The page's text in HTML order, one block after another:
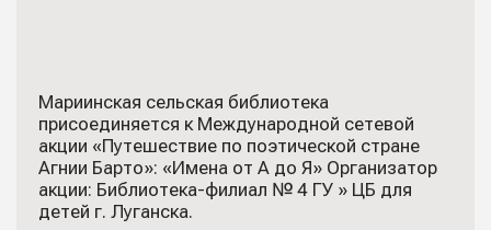
Мариинская сельская библиотека
присоединяется к Международной сетевой
акции «Путешествие по поэтической стране
Агнии Барто»: «Имена от А до Я» Организатор
акции: Библиотека-филиал № 4 ГУ » ЦБ для
детей г. Луганска.